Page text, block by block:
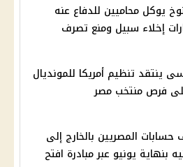
يوكل محاميين للدفاع عنه
إخلاء سبيل ومنع تصرف
ينتقد تنظيم أمريكا للمونديال
فرص منتخب مصر
المصريين بالخارج إلى
بنهاية يونيو عبر مبادرة افتح